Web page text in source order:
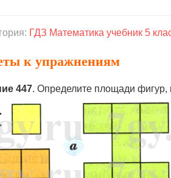
ГДЗ Математика учебник 5
к упражнениям
447. Определите площади фигур,